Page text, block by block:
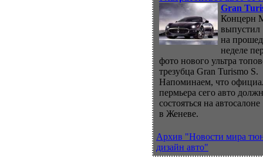
Gran
Концерн
выпустил
на
неделе
фото нового ультра
трезубца Gran Turismo S.
Напоминаем, что
пермьера сего авто
состояться на автосалоне
в Женеве.
Архив "Новости мира
дизайн авто"